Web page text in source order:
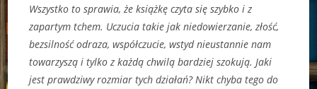
Wszystko to sprawia, że książkę czyta się szybko i z
zapartym tchem. Uczucia takie jak niedowierzanie, złość,
bezsilność odraza, współczucie, wstyd nieustannie nam
towarzyszą i tylko z każdą chwilą bardziej szokują. Jaki
jest prawdziwy rozmiar tych działań? Nikt chyba tego do